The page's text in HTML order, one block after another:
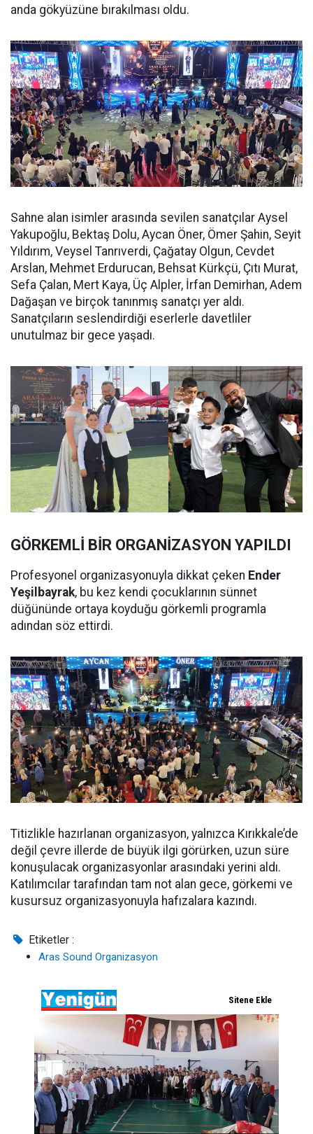
anda gökyüzüne bırakılması oldu.
Sahne alan isimler arasında sevilen sanatçılar Aysel
Yakupoğlu, Bektaş Dolu, Aycan Öner, Ömer Şahin, Seyit
Yıldırım, Veysel Tanrıverdi, Çağatay Olgun, Cevdet
Arslan, Mehmet Erdurucan, Behsat Kürkçü, Çıtı Murat,
Sefa Çalan, Mert Kaya, Üç Alpler, İrfan Demirhan, Adem
Dağaşan ve birçok tanınmış sanatçı yer aldı.
Sanatçıların seslendirdiği eserlerle davetliler
unutulmaz bir gece yaşadı.
GÖRKEMLİ BİR ORGANİZASYON YAPILDI
Profesyonel organizasyonuyla dikkat çeken Ender
Yeşilbayrak, bu kez kendi çocuklarının sünnet
düğününde ortaya koyduğu görkemli programla
adından söz ettirdi.
Titizlikle hazırlanan organizasyon, yalnızca Kırıkkale’de
değil çevre illerde de büyük ilgi görürken, uzun süre
konuşulacak organizasyonlar arasındaki yerini aldı.
Katılımcılar tarafından tam not alan gece, görkemi ve
kusursuz organizasyonuyla hafızalara kazındı.
Etiketler :
Aras Sound Organizasyon